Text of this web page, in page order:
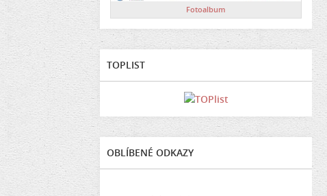
Fotoalbum
TOPLIST
OBLÍBENÉ ODKAZY